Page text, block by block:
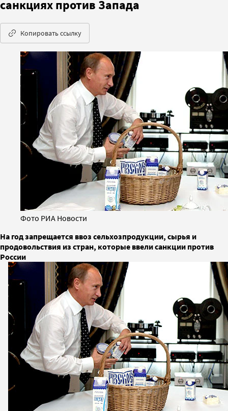
санкциях против Запада
Копировать ссылку
Фото РИА Новости
На год запрещается ввоз сельхозпродукции, сырья и
продовольствия из стран, которые ввели санкции против
России